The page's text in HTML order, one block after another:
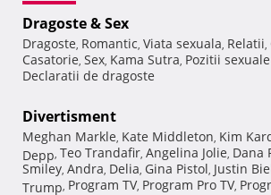
Dragoste & Sex
Dragoste, Romantic, Viata sexuala, Relatii,
Casatorie, Sex, Kama Sutra, Pozitii
Declaratii de dragoste
Divertisment
Meghan Markle, Kate Middleton, Kim
Depp, Teo Trandafir, Angelina Jolie, Dana
Smiley, Andra, Delia, Gina Pistol, Justin
Trump, Program TV, Program Pro TV,